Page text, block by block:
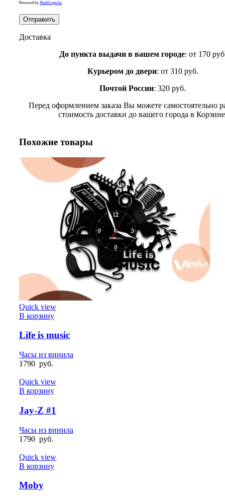
Powered by MathCaptcha
Доставка
До пункта выдачи в вашем городе: от 170
Курьером до двери: от 310 руб.
Почтой России: 320 руб.
Перед оформлением заказа Вы можете самостоятельно
стоимость доставки до вашего города в
Похожие товары
Quick view
В корзину
Life is music
Часы из винила
1790 руб.
Quick view
В корзину
Jay-Z #1
Часы из винила
1790 руб.
Quick view
В корзину
Moby